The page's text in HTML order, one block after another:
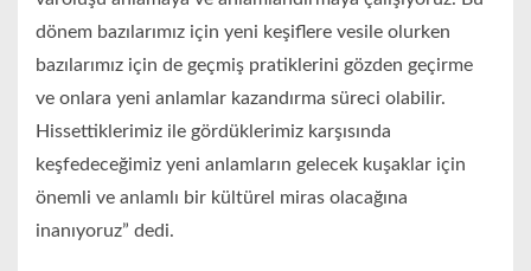
dönem bazılarımız için yeni keşiflere vesile olurken
bazılarımız için de geçmiş pratiklerini gözden geçirme
ve onlara yeni anlamlar kazandırma süreci olabilir.
Hissettiklerimiz ile gördüklerimiz karşısında
keşfedeceğimiz yeni anlamların gelecek kuşaklar için
önemli ve anlamlı bir kültürel miras olacağına
inanıyoruz” dedi.